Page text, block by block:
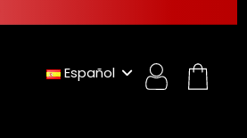
Español